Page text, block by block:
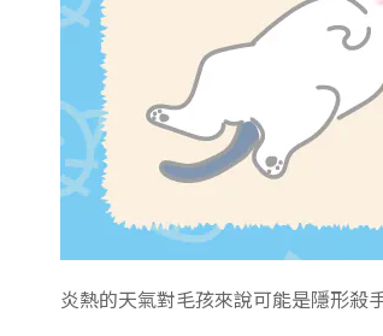
炎熱的天氣對毛孩來說可能是隱形殺